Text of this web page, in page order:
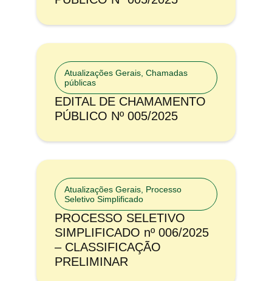
Atualizações Gerais Chamadas
públicas
EDITAL DE CHAMAMENTO
PÚBLICO Nº 005/2025
Atualizações Gerais Processo
Seletivo Simplificado
PROCESSO SELETIVO
SIMPLIFICADO nº 006/2025
– CLASSIFICAÇÃO
PRELIMINAR